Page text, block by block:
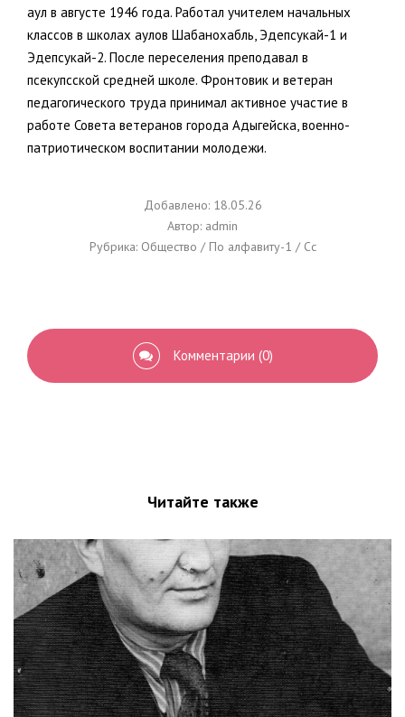
Добавлено: 18.05.26
Автор: admin
Рубрика: Общество / По алфавиту-1 / Сс
Комментарии (0)
аул в августе 1946 года. Работал учителем начальных
классов в школах аулов Шабанохабль, Эдепсукай-1 и
Эдепсукай-2. После переселения преподавал в
псекупсской средней школе. Фронтовик и ветеран
педагогического труда принимал активное участие в
работе Совета ветеранов города Адыгейска, военно-
патриотическом воспитании молодежи.
Читайте также